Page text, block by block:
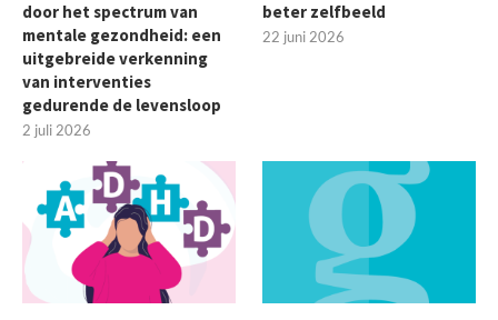
door het spectrum van
mentale gezondheid: een
uitgebreide verkenning
van interventies
gedurende de levensloop
2 juli 2026
beter zelfbeeld
22 juni 2026